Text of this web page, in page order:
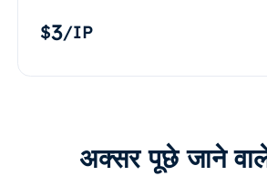
$3/IP
अक्सर पूछे जाने